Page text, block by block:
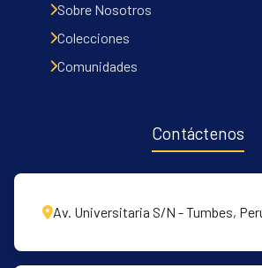
Sobre Nosotros
Colecciones
Comunidades
Contáctenos
Av. Universitaria S/N - Tumbes,